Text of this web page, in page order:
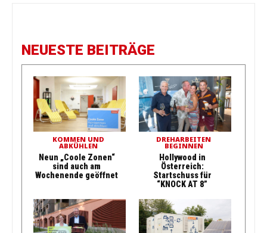
NEUESTE BEITRÄGE
KOMMEN UND
ABKÜHLEN
Neun „Coole Zonen“
sind auch am
Wochenende geöffnet
DREHARBEITEN
BEGINNEN
Hollywood in
Österreich:
Startschuss für
“KNOCK AT 8”